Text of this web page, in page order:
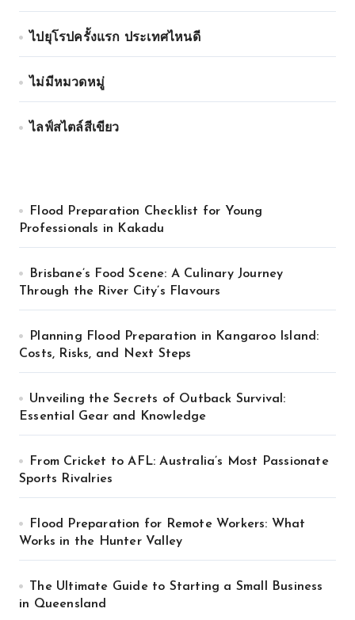
ไปยุโรปครั้งแรก ประเทศไหนดี
ไม่มีหมวดหมู่
ไลฟ์สไตล์สีเขียว
Flood Preparation Checklist for Young
Professionals in Kakadu
Brisbane’s Food Scene: A Culinary Journey
Through the River City’s Flavours
Planning Flood Preparation in Kangaroo Island:
Costs, Risks, and Next Steps
Unveiling the Secrets of Outback Survival:
Essential Gear and Knowledge
From Cricket to AFL: Australia’s Most Passionate
Sports Rivalries
Flood Preparation for Remote Workers: What
Works in the Hunter Valley
The Ultimate Guide to Starting a Small Business
in Queensland